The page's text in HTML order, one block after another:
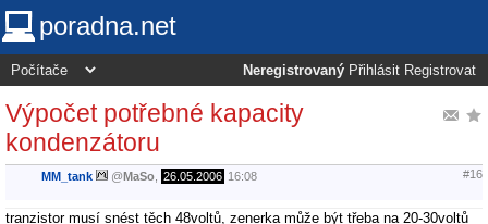
poradna.net
Neregistrovaný Přihlásit Registrovat
Výpočet potřebné kapacity
kondenzátoru
MM_tank @MaSo 26.05.2006 16:08 #16
tranzistor musí snést těch 48voltů, zenerka může být třeba na 20-30voltů